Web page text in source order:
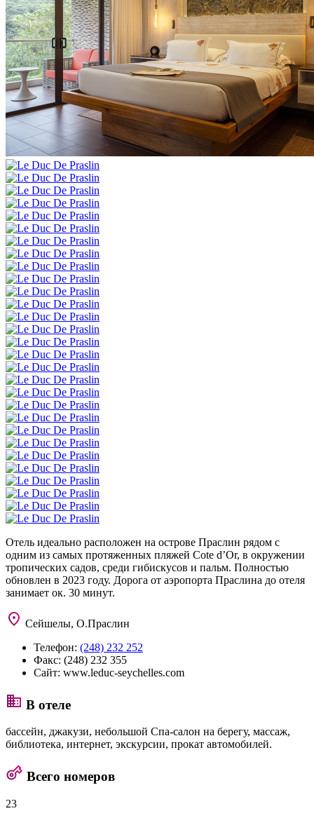
Отель идеально расположен на острове Праслин рядом с
одним из самых протяженных пляжей Cote d’Or, в окружении
тропических садов, среди гибискусов и пальм. Полностью
обновлен в 2023 году. Дорога от аэропорта Праслина до отеля
занимает ок. 30 минут.
Сейшелы, О.Праслин
Телефон: (248) 232 252
Факс: (248) 232 355
Сайт: www.leduc-seychelles.com
В отеле
бассейн, джакузи, небольшой Спа-салон на берегу, массаж,
библиотека, интернет, экскурсии, прокат автомобилей.
Всего номеров
23